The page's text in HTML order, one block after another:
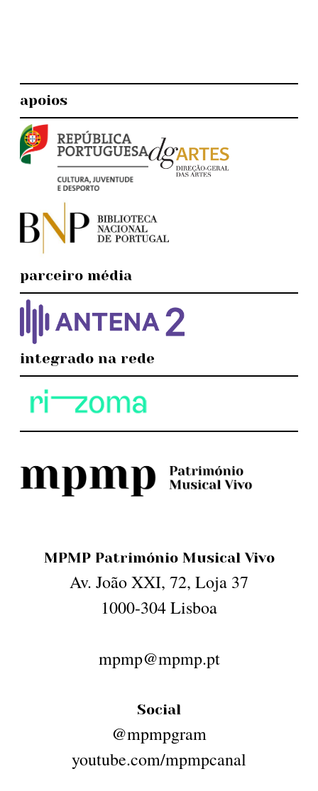
apoios
parceiro média
integrado na rede
MPMP Património Musical Vivo
Av. João XXI, 72, Loja 37
1000-304 Lisboa
mpmp@mpmp.pt
Social
@mpmpgram
youtube.com/mpmpcanal